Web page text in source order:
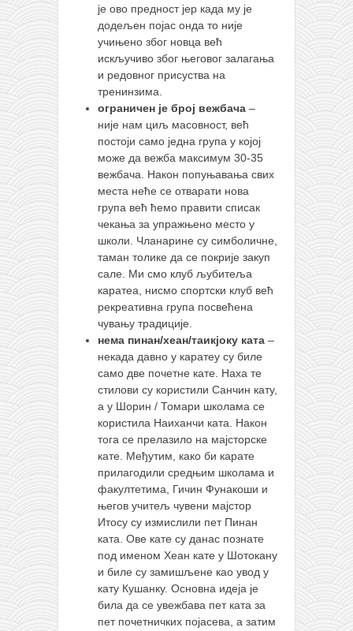
је ово предност јер када му је
додељен појас онда то није
учињено због новца већ
искључиво због његовог залагања
и редовног присуства на
тренинзима.
ограничен је број вежбача –
није нам циљ масовност, већ
постоји само једна група у којој
може да вежба максимум 30-35
вежбача. Након попуњавања свих
места неће се отварати нова
група већ ћемо правити списак
чекања за упражњено место у
школи. Чланарине су симболичне,
таман толике да се покрије закуп
сале. Ми смо клуб љубитеља
каратеа, нисмо спортски клуб већ
рекреативна група посвећена
чувању традиције.
нема пинан/хеан/таикјоку ката –
некада давно у каратеу су биле
само две почетне кате. Наха те
стилови су користили Санчин кату,
а у Шорин / Томари школама се
користила Наиханчи ката. Након
тога се прелазило на мајсторске
кате. Међутим, како би карате
прилагодили средњим школама и
факултетима, Гичин Фунакоши и
његов учитељ чувени мајстор
Итосу су измислили пет Пинан
ката. Ове кате су данас познате
под именом Хеан кате у Шотокану
и биле су замишљене као увод у
кату Кушанку. Основна идеја је
била да се увежбава пет ката за
пет почетничких појасева, а затим